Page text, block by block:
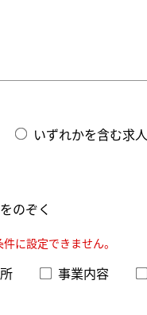
いずれかを含む求人
をのぞく
に設定できません。
事業内容